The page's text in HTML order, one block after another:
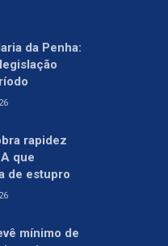
da Penha:
rapidez
que
de estupro
mínimo de